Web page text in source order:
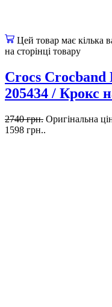
Цей товар має кілька
на сторінці товару
Crocs Crocband
205434 / Крокс
2740грн. Оригінальна
1598 грн..